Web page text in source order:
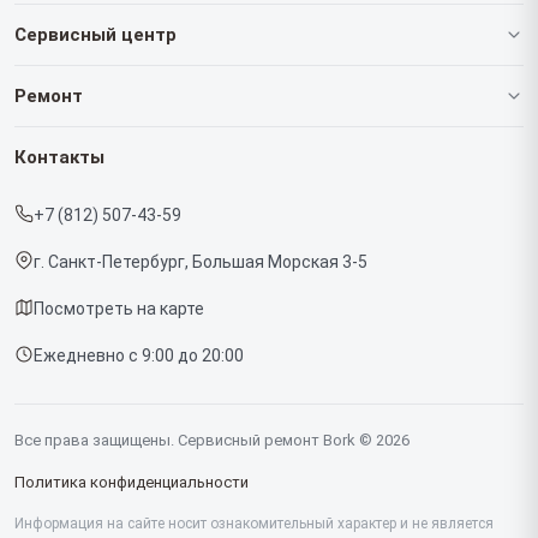
Сервисный центр
О нашем сервисе
Срочный ремонт
Доставка и способы оплаты
Диагностика
Контакты
Ремонт
Роботов-пылесосов
Винных шкафов
Миксеров
Контакты
+7 (812) 507-43-59
г. Санкт-Петербург, Большая Морская 3-5
Посмотреть на карте
Ежедневно с 9:00 до 20:00
Все права защищены. Сервисный ремонт Bork © 2026
Политика конфиденциальности
Информация на сайте носит ознакомительный характер и не является